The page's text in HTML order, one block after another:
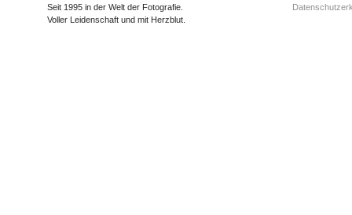
Seit 1995 in der Welt der Fotografie.
Voller Leidenschaft und mit Herzblut.